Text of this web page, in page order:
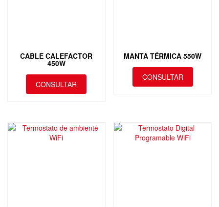
CABLE CALEFACTOR
450W
CONSULTAR
MANTA TÉRMICA 550W
CONSULTAR